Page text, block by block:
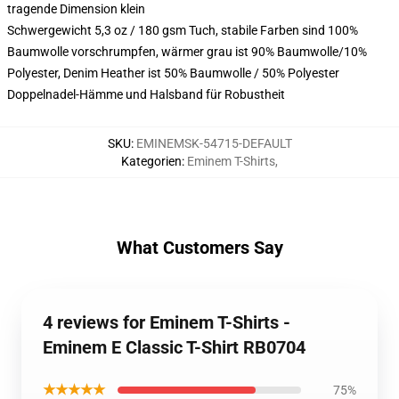
tragende Dimension klein
Schwergewicht 5,3 oz / 180 gsm Tuch, stabile Farben sind 100%
Baumwolle vorschrumpfen, wärmer grau ist 90% Baumwolle/10%
Polyester, Denim Heather ist 50% Baumwolle / 50% Polyester
Doppelnadel-Hämme und Halsband für Robustheit
SKU: EMINEMSK-54715-DEFAULT
Kategorien: Eminem T-Shirts,
What Customers Say
4 reviews for Eminem T-Shirts -
Eminem E Classic T-Shirt RB0704
★★★★★ 75%